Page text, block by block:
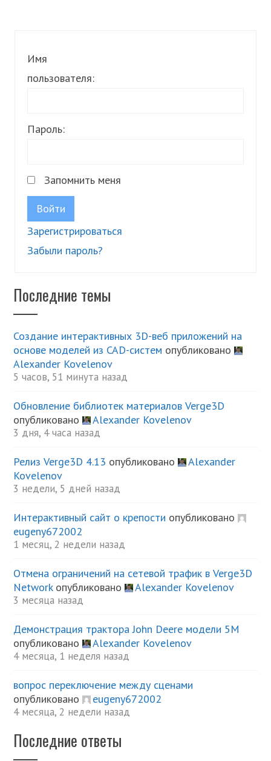
Имя
пользователя:
Пароль:
Запомнить меня
Войти
Зарегистрироваться
Забыли пароль?
Последние темы
Создание интерактивных 3D-веб приложений на
основе моделей из CAD-систем опубликовано
Alexander Kovelenov
5 часов, 51 минута назад
Обновление библиотек материалов Verge3D
опубликовано
Alexander Kovelenov
3 дня, 4 часа назад
Релиз Verge3D 4.13 опубликовано
Alexander
Kovelenov
3 недели, 5 дней назад
Интерактивный сайт о крепости опубликовано
eugeny672002
1 месяц, 2 недели назад
Отмена ограничений на сетевой трафик в Verge3D
Networkопубликовано Alexander Kovelenov
3 месяца назад
Демонстрация трактора John Deere модели 5М
опубликовано
Alexander Kovelenov
4 месяца, 1 неделя назад
вопрос переключение между сценами
опубликовано
eugeny672002
4 месяца, 2 недели назад
Последние ответы